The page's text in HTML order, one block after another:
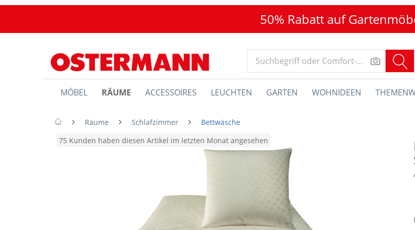
50% Rabatt auf
MÖBEL RÄUME ACCESSOIRES LEUCHTEN GARTEN WOHNIDEEN
Räume Schlafzimmer
Bettwäsche
75 Kunden haben diesen Artikel im letzten Monat angesehen